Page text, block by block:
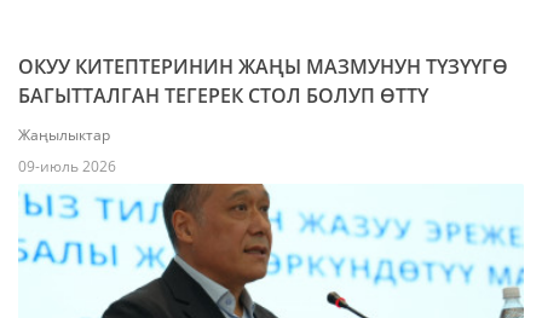
ОКУУ КИТЕПТЕРИНИН ЖАҢЫ МАЗМУНУН ТҮЗҮҮГӨ
БАГЫТТАЛГАН ТЕГЕРЕК СТОЛ БОЛУП ӨТТҮ
Жаңылыктар
09-июль 2026